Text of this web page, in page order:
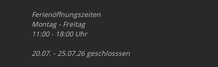
Ferienöffnungszeiten
Montag - Freitag
11:00 - 18:00 Uhr
20.07. - 25.07.26 geschlosssen